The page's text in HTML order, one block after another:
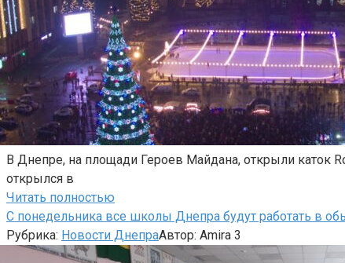
В Днепре, на площади Героев Майдана, открыли каток
открылся в
Читать полностью
С понедельника все школы Днепра будут работать в
Рубрика: Новости ДнепраАвтор: Amira 3